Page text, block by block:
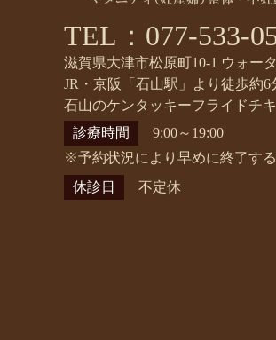
TEL：077-533-
滋賀県大津市松原町10-1 ウォー
JR・京阪「石山駅」より徒歩約6
石山のケンタッキーフライドチ
診療時間
9:00～19:00
※予約状況により早めに終了す
休診日
不定休